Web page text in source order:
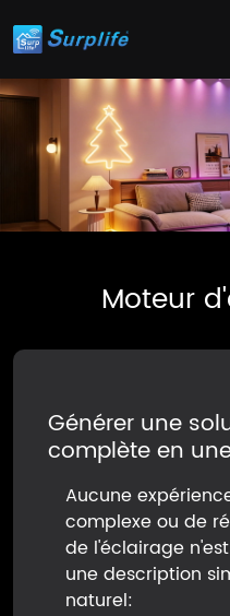
Moteur
Générer une
complète en
Aucune
complexe ou de
de l'éclairage
une description
naturel: